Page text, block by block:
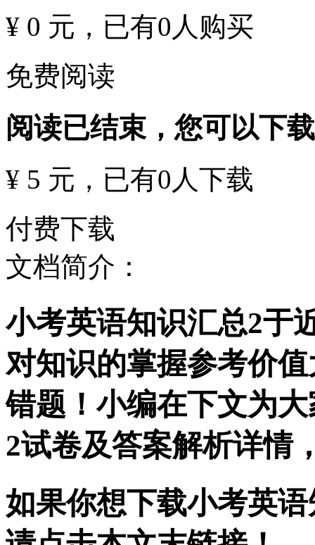
¥ 0 元 ，已有0 人购买
免费阅读
阅读已结束，您可以下
¥ 5 元 ，已有0 人下载
付费下载
文档简介：
小考英语知识汇总2于
对知识的掌握参考价
错题！小编在下文为
2试卷及答案解析详情
如果你想下载小考英